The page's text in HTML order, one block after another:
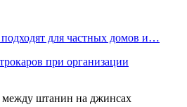
для частных домов и…
при организации